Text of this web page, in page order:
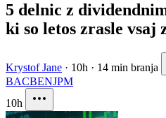
5 delnic z
ki so letos zrasle vsaj
Krystof Jane · 10h · 14 min branja
BACBENJPM
10h